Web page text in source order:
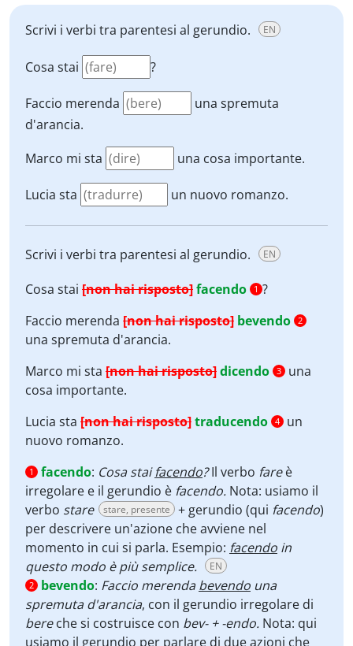
Scrivi i verbi tra parentesi al gerundio. EN
Cosa stai ?
Faccio merenda
una spremuta
d'arancia.
Marco mi sta
una cosa importante.
Lucia sta un nuovo romanzo.
Scrivi i verbi tra parentesi al gerundio. EN
Cosa stai [non hai risposto]facendo 1 ?
Faccio merenda [non hai risposto] bevendo 2
una spremuta d'arancia.
Marco mi sta [non hai risposto]dicendo 3
una
cosa importante.
Lucia sta [non hai risposto]traducendo 4
un
nuovo romanzo.
1 facendo: Cosa staifacendo?Il verbo fareè
irregolare e il gerundio è facendo. Nota: usiamo il
verbo stare stare, presente + gerundio (qui facendo)
per descrivere un'azione che avviene nel
momento in cui si parla. Esempio: facendo in
questo modo è più semplice.
EN
2 bevendo: Faccio merendabevendo una
spremuta d'arancia, con il gerundio irregolare di
bereche si costruisce con bev- + -endo. Nota: qui
usiamo il gerundio per parlare di due azioni che